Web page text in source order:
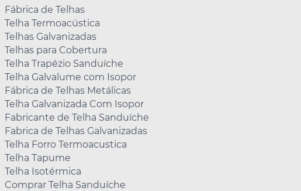
Fábrica de Telhas
Telha Termoacústica
Telhas Galvanizadas
Telhas para Cobertura
Telha Trapézio Sanduíche
Telha Galvalume com Isopor
Fábrica de Telhas Metálicas
Telha Galvanizada Com Isopor
Fabricante de Telha Sanduíche
Fabrica de Telhas Galvanizadas
Telha Forro Termoacustica
Telha Tapume
Telha Isotérmica
Comprar Telha Sanduíche